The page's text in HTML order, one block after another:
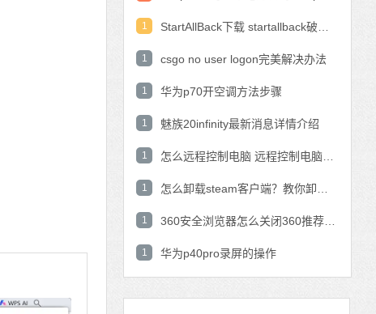
1
1 csgo no user logon完美解决办法
1 华为p70开空调方法步骤
1 魅族20infinity最新消息详情介绍
1
1
1
1 华为p40pro录屏的操作